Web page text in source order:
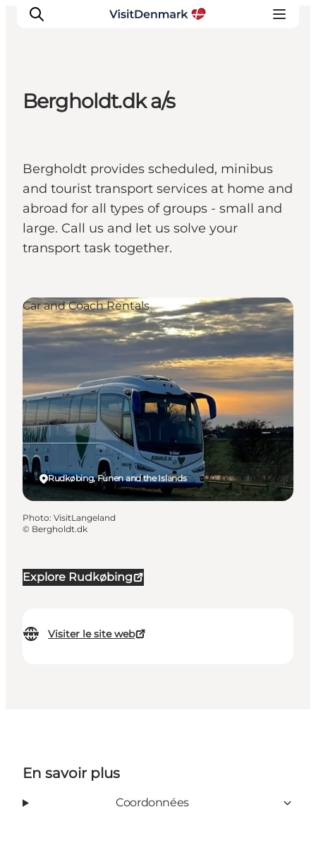
Quoi faire
Hébergements
Planifiez votre voyage
Bergholdt.dk a/s
Bergholdt provides scheduled, minibus
and tourist transport services at home and
abroad for all types of groups - small and
large. Call us and let us solve your
transport task together.
Explore Rudkøbing
Visiter le site web
Rudkøbing, Funen and the Islands
Car and Coach Rentals
Photo: VisitLangeland
© Bergholdt.dk
En savoir plus
Coordonnées